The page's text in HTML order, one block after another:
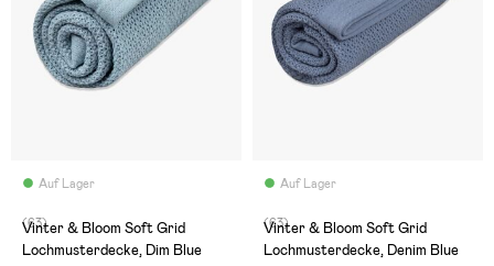
Auf Lager
(63)
Vinter & Bloom Soft Grid
Lochmusterdecke, Dim Blue
Auf Lager
(63)
Vinter & Bloom Soft Grid
Lochmusterdecke, Denim Blue